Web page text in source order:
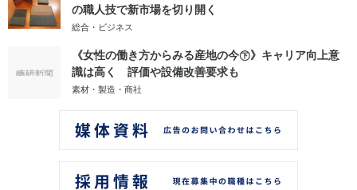
の職人技で新市場を切り開く
総合・ビジネス
《女性の働き方からみる産地の今㊦》キャリア向上意
識は高く 評価や設備改善要求も
素材・製造・商社